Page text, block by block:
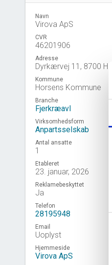
Navn
Virova ApS
CVR
46201906
Adresse
Dyrkærvej 11, 8700
Kommune
Horsens Kommune
Branche
Fjerkræavl
Virksomhedsform
Anpartsselskab
Antal ansatte
1
Etableret
23. januar, 2026
Reklamebeskyttet
Ja
Telefon
28195948
Email
Uoplyst
Hjemmeside
Virova ApS